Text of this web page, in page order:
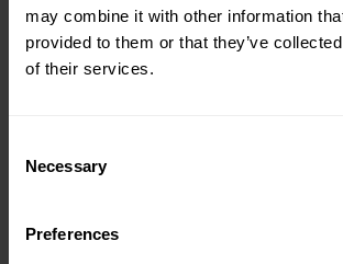
may combine it with other information
provided to them or that they’ve
of their services.
Selection
Necessary
Preferences
Consumand alimente bogate in acest tip
corpului nostru ii va fi mult mai usor sa
raceli, iar sistemul imunitar nu va avea de
PREV
BE THE FIRST TO COMMENT